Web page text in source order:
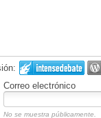
Correo electrónico
No se muestra públicamente.